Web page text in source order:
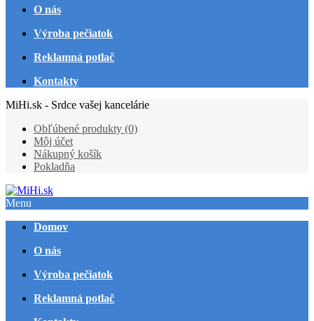
O nás
Výroba pečiatok
Reklamná potlač
Kontakty
MiHi.sk - Srdce vašej kancelárie
Obľúbené produkty (0)
Môj účet
Nákupný košík
Pokladňa
Menu
Domov
O nás
Výroba pečiatok
Reklamná potlač